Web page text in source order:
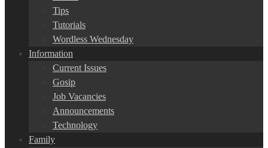
Tips
Tutorials
Wordless Wednesday
Information
Current Issues
Gosip
Job Vacancies
Announcements
Technology
Family